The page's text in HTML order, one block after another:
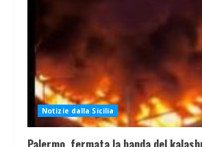
Notizie dalla Sicilia